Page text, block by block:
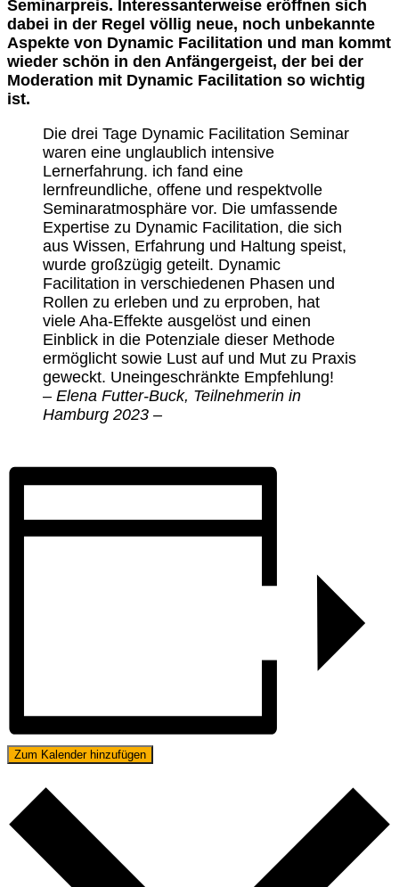
Seminarpreis. Interessanterweise eröffnen sich
dabei in der Regel völlig neue, noch unbekannte
Aspekte von Dynamic Facilitation und man kommt
wieder schön in den Anfängergeist, der bei der
Moderation mit Dynamic Facilitation so wichtig
ist.
Die drei Tage Dynamic Facilitation Seminar
waren eine unglaublich intensive
Lernerfahrung. ich fand eine
lernfreundliche, offene und respektvolle
Seminaratmosphäre vor. Die umfassende
Expertise zu Dynamic Facilitation, die sich
aus Wissen, Erfahrung und Haltung speist,
wurde großzügig geteilt. Dynamic
Facilitation in verschiedenen Phasen und
Rollen zu erleben und zu erproben, hat
viele Aha-Effekte ausgelöst und einen
Einblick in die Potenziale dieser Methode
ermöglicht sowie Lust auf und Mut zu Praxis
geweckt. Uneingeschränkte Empfehlung!
– Elena Futter-Buck, Teilnehmerin in
Hamburg 2023 –
Zum Kalender hinzufügen